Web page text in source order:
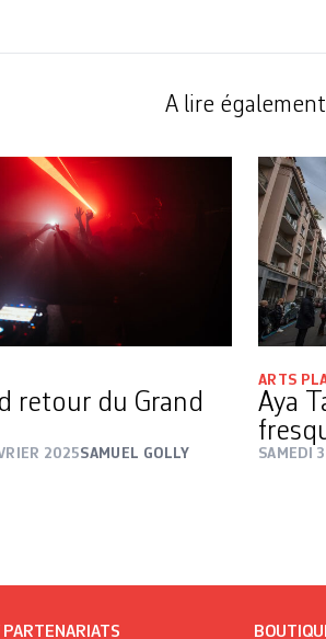
A lire également
retour du Grand
2025SAMUEL GOLLY
ARTS
Aya
SAMEDI